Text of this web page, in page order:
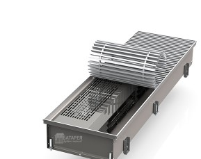
Покраска оборудования
РАДИАТОРЫ ДЛЯ